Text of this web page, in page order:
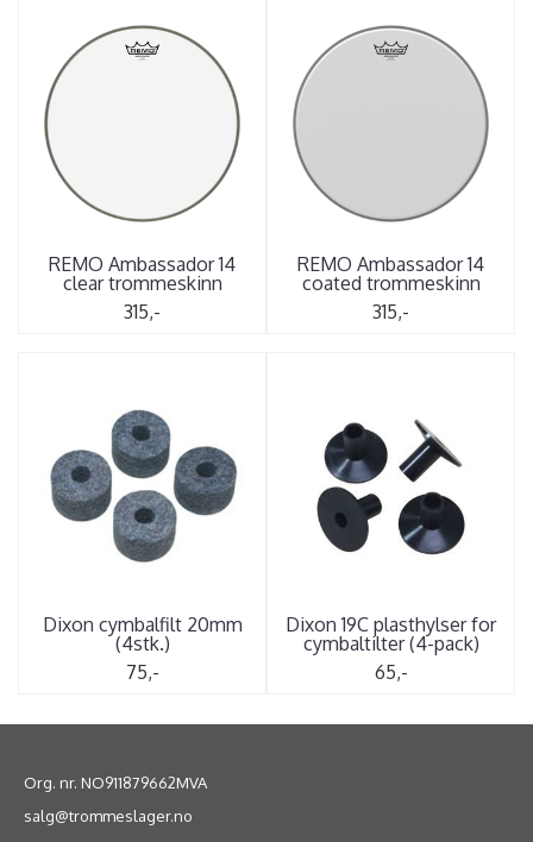
REMO Ambassador 14
clear trommeskinn
315,-
REMO Ambassador 14
coated trommeskinn
315,-
Dixon cymbalfilt 20mm
(4stk.)
75,-
Dixon 19C plasthylser for
cymbaltilter (4-pack)
65,-
Org. nr. NO911879662MVA
salg@trommeslager.no